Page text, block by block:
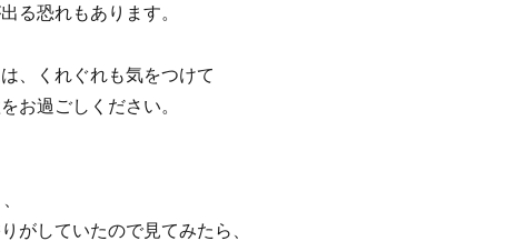
る恐れもあります。
、くれぐれも気をつけて
お過ごしください。
がしていたので見てみたら、